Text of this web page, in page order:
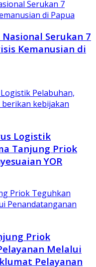
Serukan 7
Kemanusian di
Logistik
Tanjung Priok
YOR
Priok
Melalui
Pelayanan